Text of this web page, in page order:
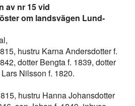
av nr 15 vid
om landsvägen Lund-
hustru Karna Andersdotter f.
dotter Bengta f. 1839, dotter
Nilsson f. 1820.
hustru Hanna Johansdotter